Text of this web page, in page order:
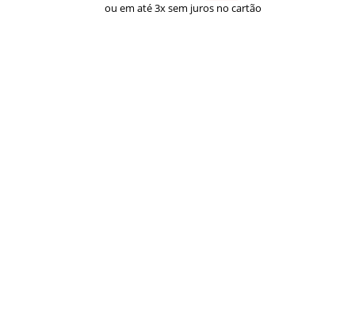
ou em até 3x sem juros no cartão